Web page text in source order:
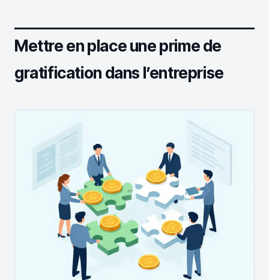
Mettre en place une prime de
gratification dans l’entreprise